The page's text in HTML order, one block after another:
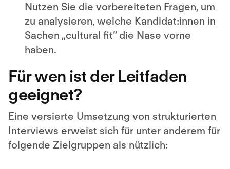
Nutzen Sie die vorbereiteten Fragen, um
zu analysieren, welche Kandidat:innen in
Sachen „cultural fit“ die Nase vorne
haben.
Für wen ist der Leitfaden
geeignet?
Eine versierte Umsetzung von strukturierten
Interviews erweist sich für unter anderem für
folgende Zielgruppen als nützlich: